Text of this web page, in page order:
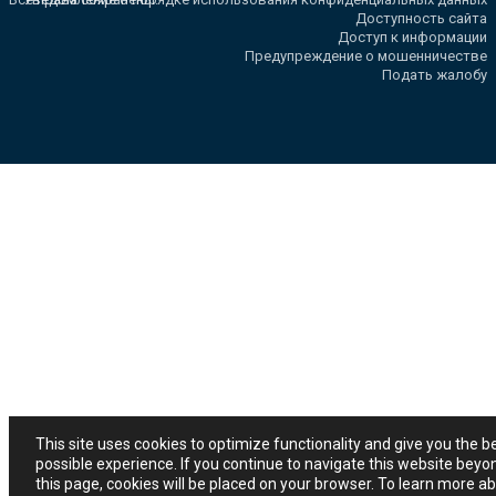
Доступность сайта
Доступ к информации
Предупреждение о мошенничестве
Подать жалобу
This site uses cookies to optimize functionality and give you the
possible experience. If you continue to navigate this website
this page, cookies will be placed on your browser. To learn more